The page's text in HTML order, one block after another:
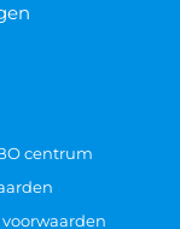
centrum